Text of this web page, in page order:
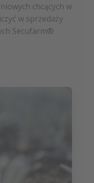
chcących w
w sprzedaży
Secufarm®